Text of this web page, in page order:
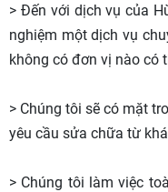
> Đến với dịch vụ của
nghiệm một dịch vụ
không có đơn vị nào có
> Chúng tôi sẽ có mặt
yêu cầu sửa chữa từ
> Chúng tôi làm việc